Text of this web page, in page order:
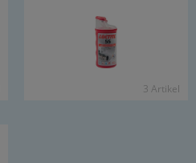
3 Ar­ti­kel